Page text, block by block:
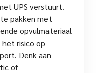
UPS verstuurt.
pakken met
opvulmateriaal
risico op
Denk aan
of